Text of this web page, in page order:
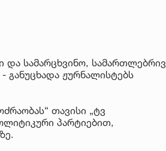
და სამარცხვინო, სამართლებრივ
- განუცხადა ჟურნალისტებს
თავისი „ტვ
პარტიებით,